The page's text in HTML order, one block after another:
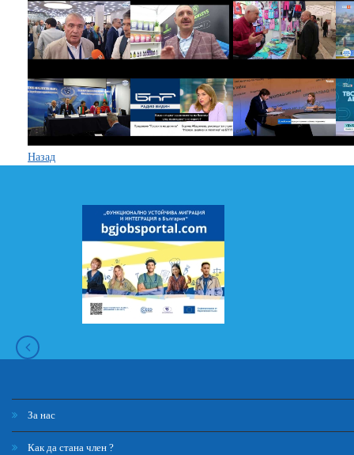
Назад
За нас
Как да стана член ?